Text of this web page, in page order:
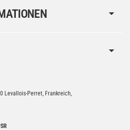
Levallois-Perret, Frankreich,